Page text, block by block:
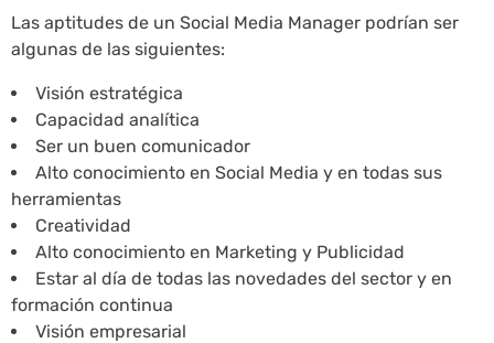
Las aptitudes de un Social Media Manager podrían ser
algunas de las siguientes:
Visión estratégica
Capacidad analítica
Ser un buen comunicador
Alto conocimiento en Social Media y en todas sus
herramientas
Creatividad
Alto conocimiento en Marketing y Publicidad
Estar al día de todas las novedades del sector y en
formación continua
Visión empresarial